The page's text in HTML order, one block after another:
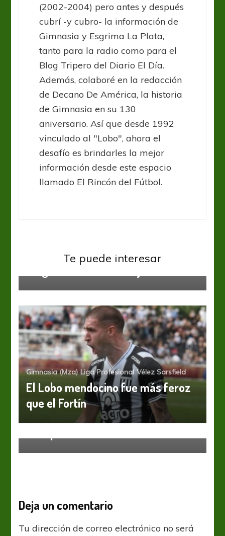
(2002-2004) pero antes y después
cubrí -y cubro- la información de
Gimnasia y Esgrima La Plata,
tanto para la radio como para el
Blog Tripero del Diario El Día.
Además, colaboré en la redacción
de Decano De América, la historia
de Gimnasia en su 130
aniversario. Así que desde 1992
vinculado al "Lobo", ahora el
desafío es brindarles la mejor
información desde este espacio
llamado El Rincón del Fútbol.
Te puede interesar
Liga Profesional
Gimnasia (Mza) Liga Profesional Vélez Sarsfield
El Lobo mendocino fue más feroz
que el Fortín
Liga Profesional River Plate
Deja un comentario
Tu dirección de correo electrónico no será